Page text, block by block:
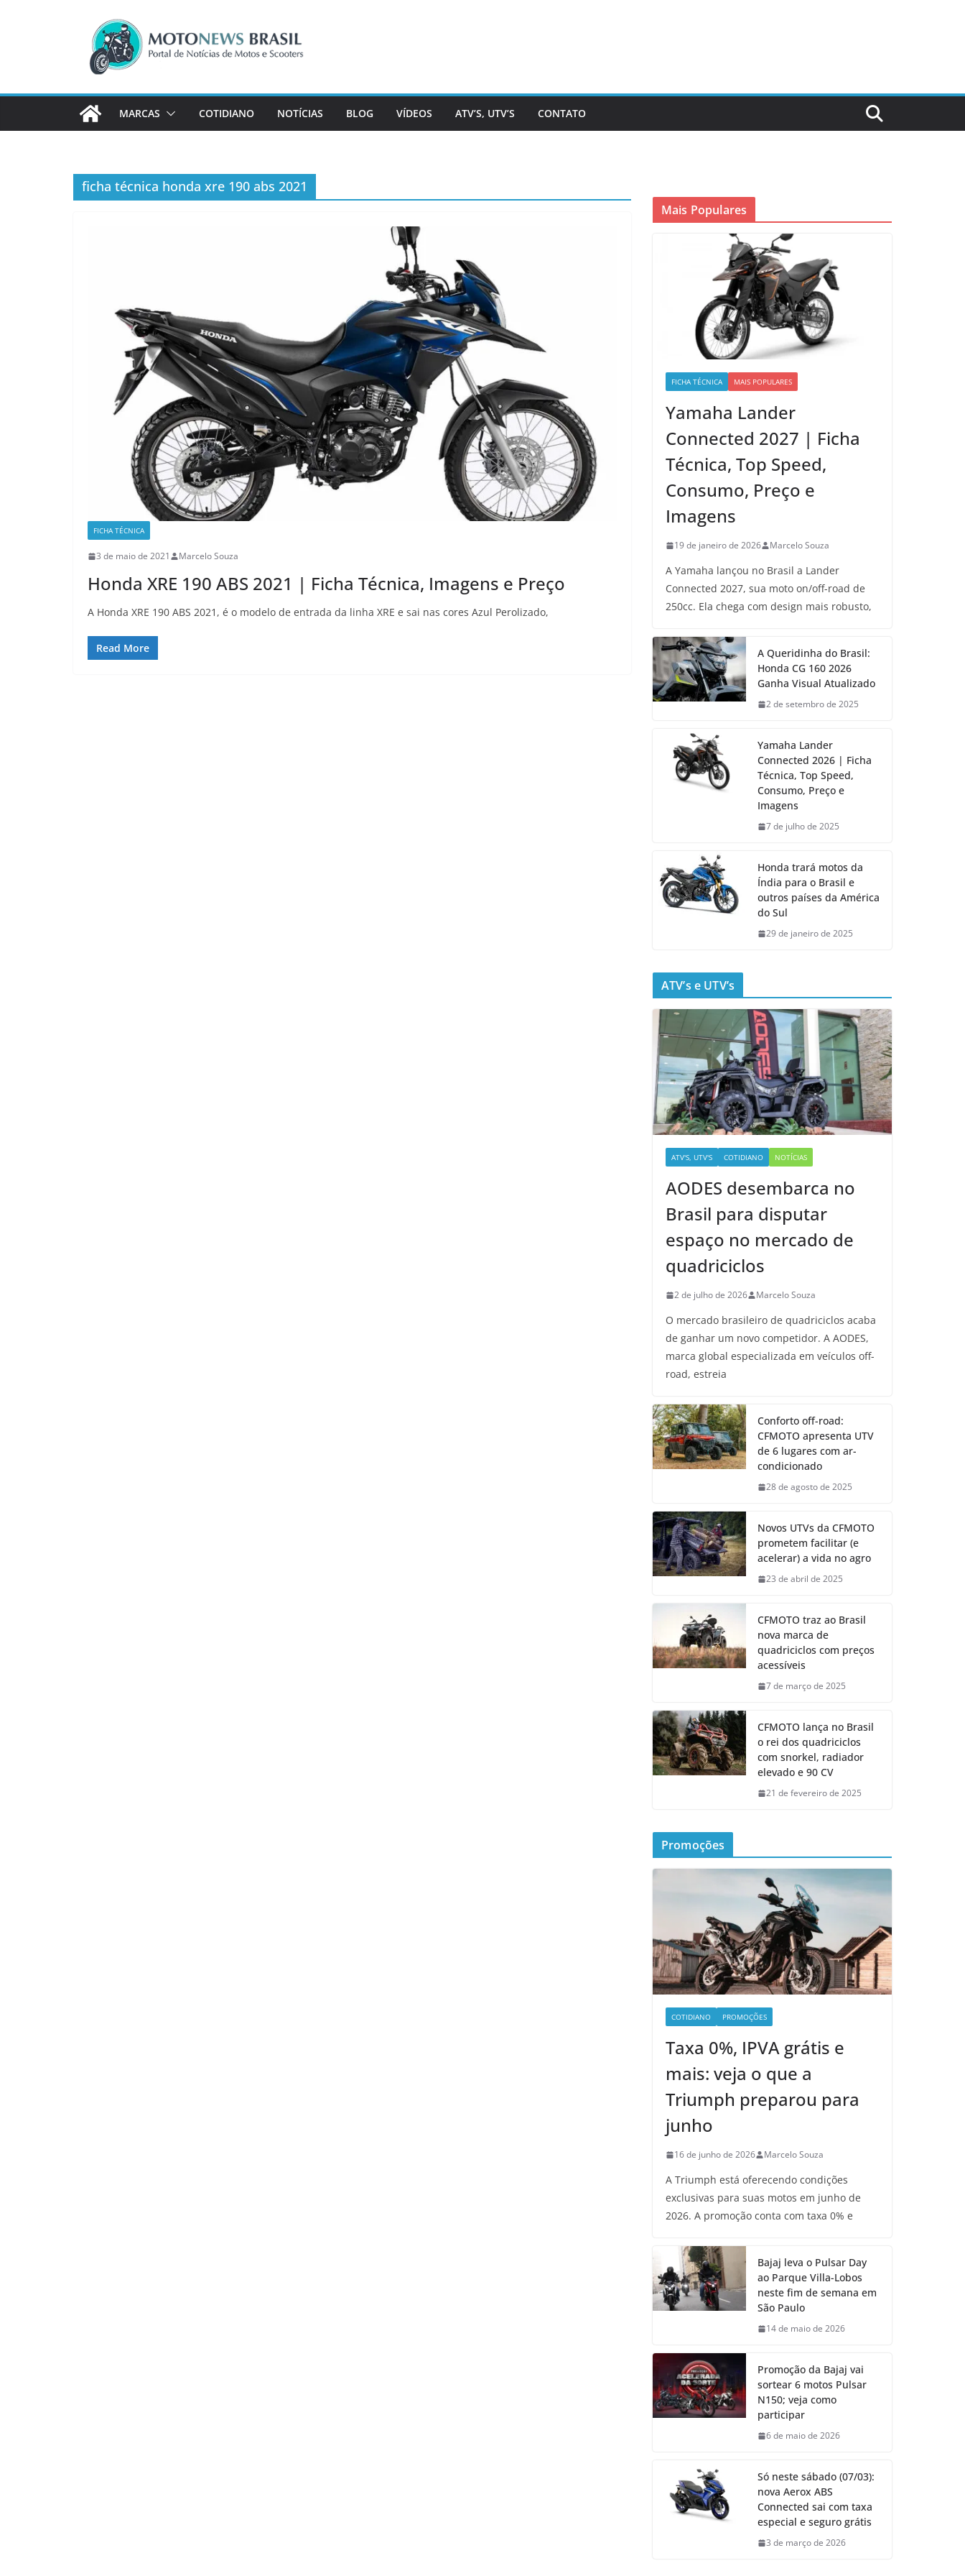
MARCAS COTIDIANO NOTÍCIAS BLOG VÍDEOS ATV’S, UTV’S CONTATO
ficha técnica honda xre 190 abs 2021
FICHA TÉCNICA
3 de maio de 2021 Marcelo Souza
Honda XRE 190 ABS 2021 | Ficha Técnica, Imagens e Preço
A Honda XRE 190 ABS 2021, é o modelo de entrada da linha XRE e sai nas cores Azul Perolizado,
Read More
Mais Populares
FICHA TÉCNICA MAIS POPULARES
Yamaha Lander
Connected 2027 | Ficha
Técnica, Top Speed,
Consumo, Preço e
Imagens
19 de janeiro de 2026 Marcelo Souza
A Yamaha lançou no Brasil a Lander
Connected 2027, sua moto on/off-road de
250cc. Ela chega com design mais robusto,
A Queridinha do Brasil:
Honda CG 160 2026
Ganha Visual Atualizado
2 de setembro de 2025
Yamaha Lander
Connected 2026 | Ficha
Técnica, Top Speed,
Consumo, Preço e
Imagens
7 de julho de 2025
Honda trará motos da
Índia para o Brasil e
outros países da América
do Sul
29 de janeiro de 2025
ATV’s e UTV’s
ATV'S, UTV'S COTIDIANO NOTÍCIAS
AODES desembarca no
Brasil para disputar
espaço no mercado de
quadriciclos
2 de julho de 2026 Marcelo Souza
O mercado brasileiro de quadriciclos acaba
de ganhar um novo competidor. A AODES,
marca global especializada em veículos off-
road, estreia
Conforto off-road:
CFMOTO apresenta UTV
de 6 lugares com ar-
condicionado
28 de agosto de 2025
Novos UTVs da CFMOTO
prometem facilitar (e
acelerar) a vida no agro
23 de abril de 2025
CFMOTO traz ao Brasil
nova marca de
quadriciclos com preços
acessíveis
7 de março de 2025
CFMOTO lança no Brasil
o rei dos quadriciclos
com snorkel, radiador
elevado e 90 CV
21 de fevereiro de 2025
Promoções
COTIDIANO PROMOÇÕES
Taxa 0%, IPVA grátis e
mais: veja o que a
Triumph preparou para
junho
16 de junho de 2026 Marcelo Souza
A Triumph está oferecendo condições
exclusivas para suas motos em junho de
2026. A promoção conta com taxa 0% e
Bajaj leva o Pulsar Day
ao Parque Villa-Lobos
neste fim de semana em
São Paulo
14 de maio de 2026
Promoção da Bajaj vai
sortear 6 motos Pulsar
N150; veja como
participar
6 de maio de 2026
Só neste sábado (07/03):
nova Aerox ABS
Connected sai com taxa
especial e seguro grátis
3 de março de 2026